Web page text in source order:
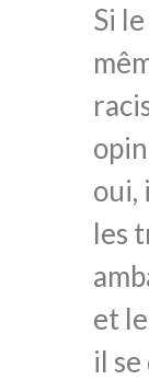
Si
oui,
les
et
il